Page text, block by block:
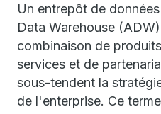
Un entrepôt de
Data Warehouse
combinaison de
services et de
sous-tendent la
de l'enterprise. Ce